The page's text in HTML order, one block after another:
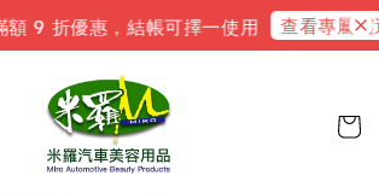
折優惠，結帳可擇一使用 查看專屬禮遇